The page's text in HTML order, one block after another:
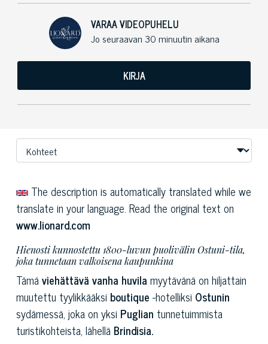
VARAA VIDEOPUHELU
Jo seuraavan 30 minuutin aikana
KIRJA
The description is automatically translated while we
translate in your language. Read the original text on
www.lionard.com
Hienosti kunnostettu 1800-luvun puolivälin Ostuni-tila,
joka tunnetaan valkoisena kaupunkina
Tämäviehättävä vanha huvila myytävänä on hiljattain
muutettu tyylikkääksi boutique -hotelliksi Ostunin
sydämessä, joka on yksi Puglian tunnetuimmista
turistikohteista, lähellä Brindisia.